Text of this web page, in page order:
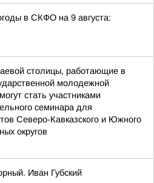
в СКФО на 9 августа:
столицы, работающие в
молодежной
стать участниками
семинара для
Северо-Кавказского и Южного
округов
Иван Губский